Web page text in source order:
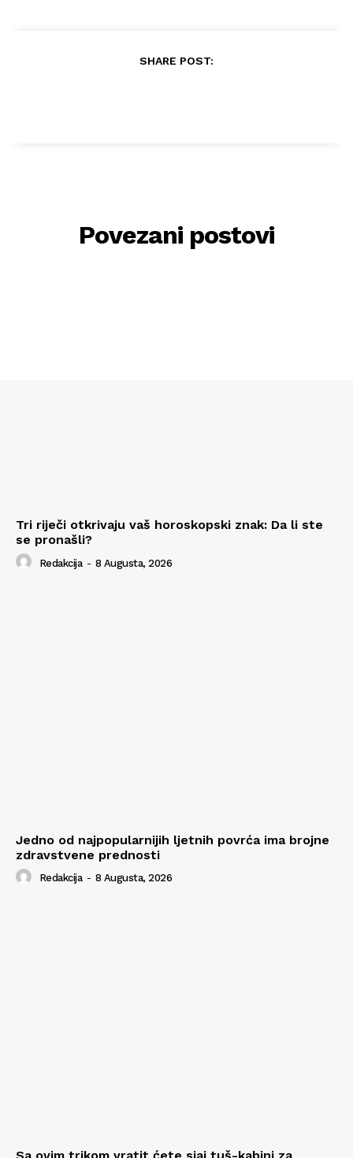
SHARE POST:
Povezani postovi
Tri riječi otkrivaju vaš horoskopski znak: Da li ste
se pronašli?
Redakcija - 8 Augusta, 2026
Jedno od najpopularnijih ljetnih povrća ima brojne
zdravstvene prednosti
Redakcija - 8 Augusta, 2026
Sa ovim trikom vratit ćete sjaj tuš-kabini za